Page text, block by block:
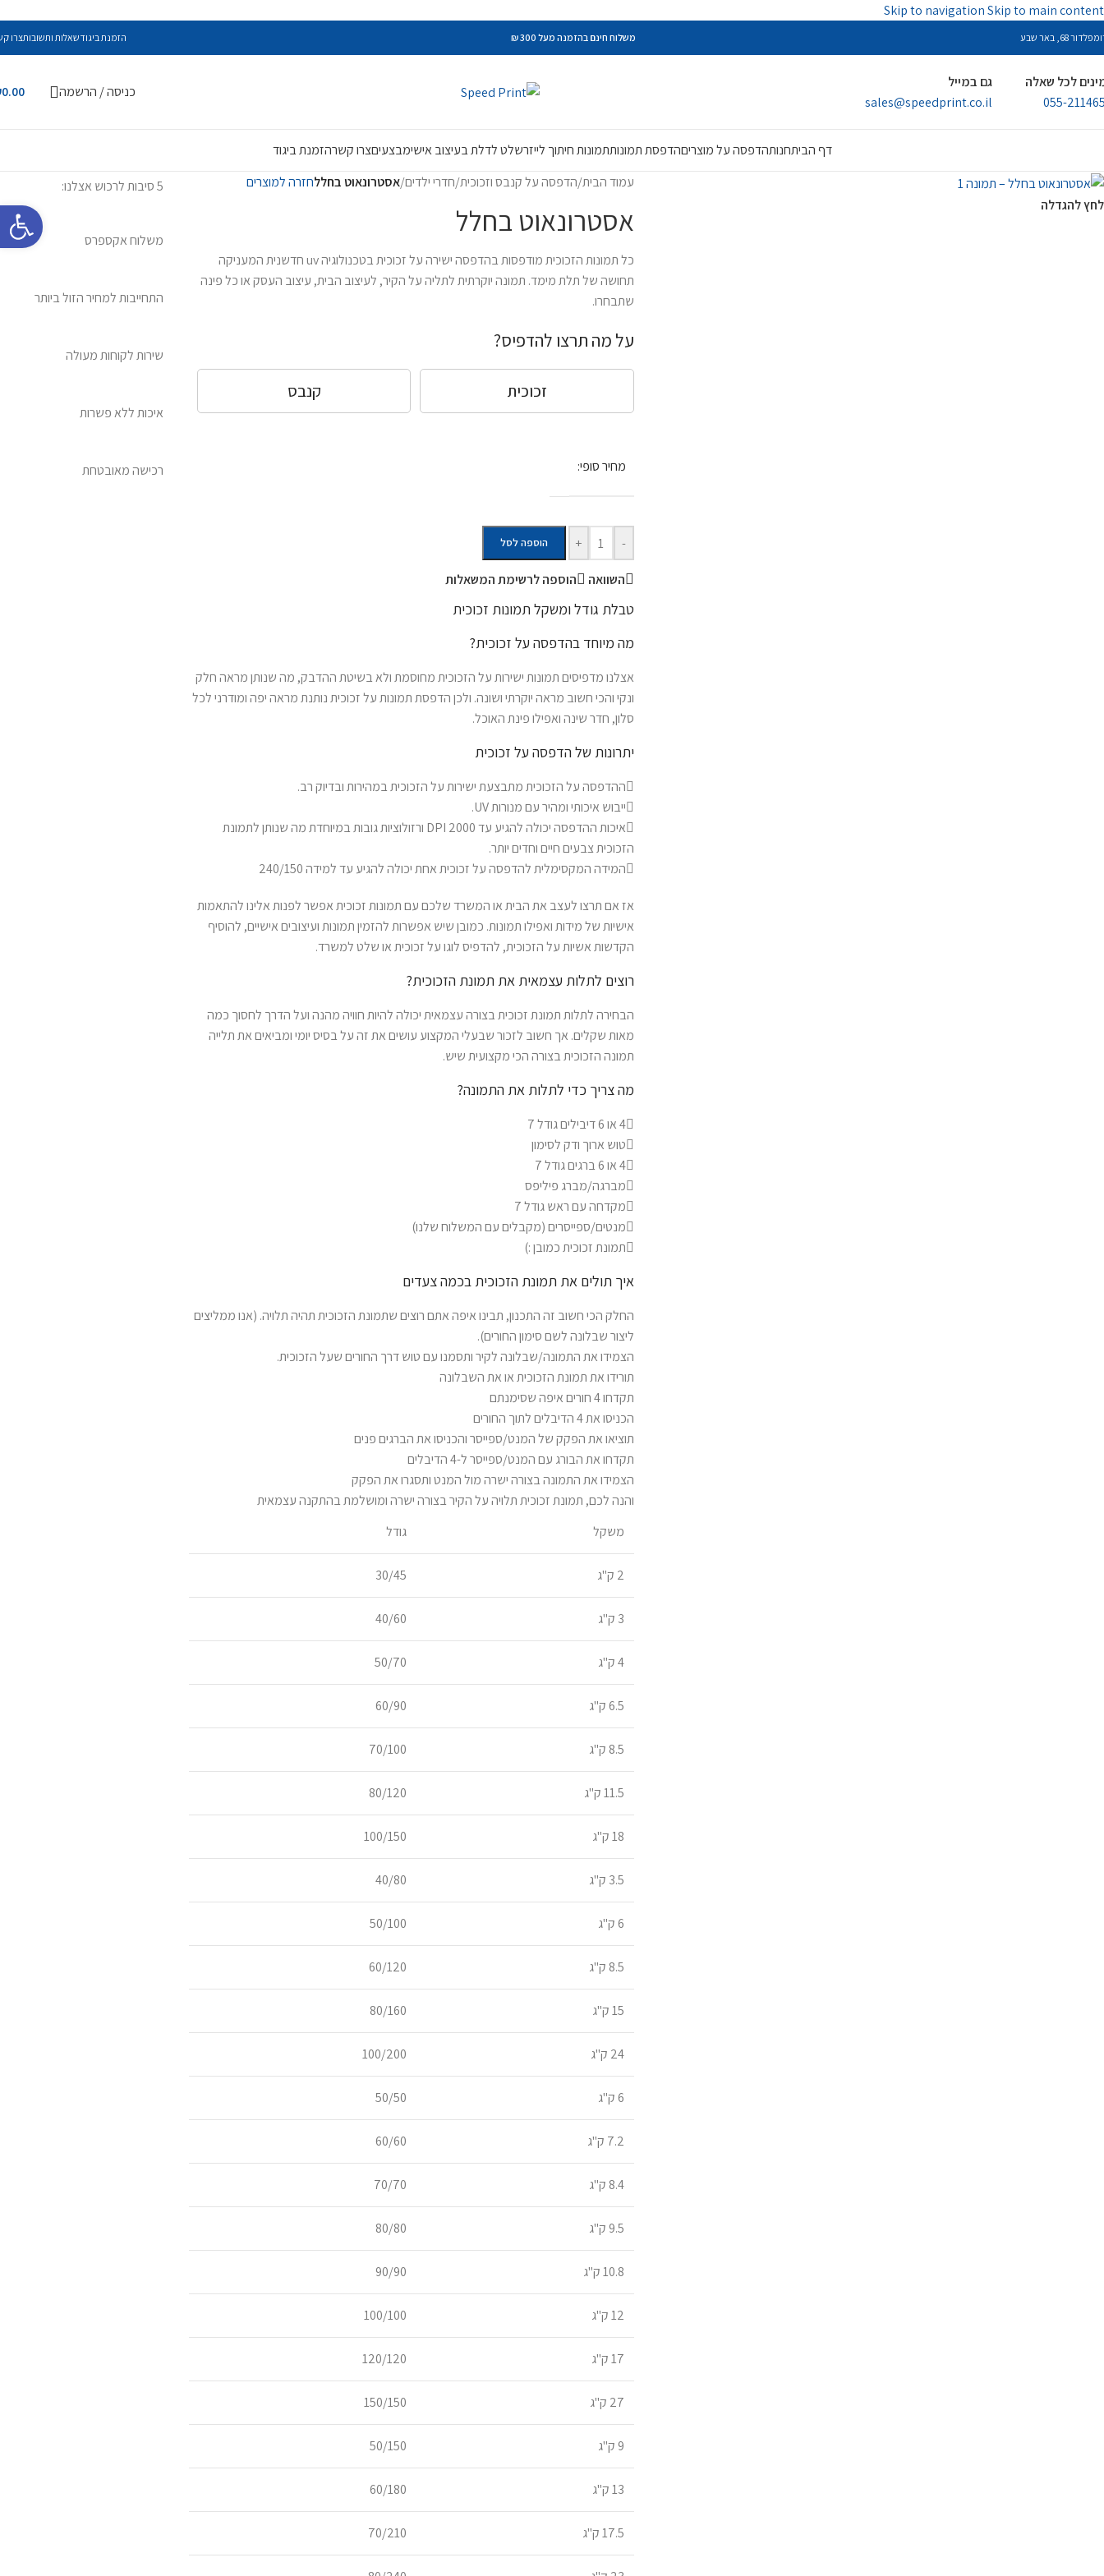
Skip to navigationSkip to main content
68, באר שבע משלוח חינם בהזמנה מעל 300 ₪ הזמנת ביגודשאלות ותשובותצרו
לכל שאלה
055-
גם במייל
sales@speedprint.co.il
כניסה / הרשמה 0.00
דף הביתחנותהדפסה על מוצריםהדפסת תמונותתמונות חיתוך לייזרשלט לדלת בעיצוב אישימבצעיםצרו קשרהזמנת ביגוד
לחץ להגדלה
עמוד הבית/הדפסה על קנבס וזכוכית/חדרי ילדים/אסטרונאוט בחללחזרה למוצרים
אסטרונאוט בחלל
כל תמונות הזכוכית מודפסות בהדפסה ישירה על זכוכית בטכנולוגיה uv חדשנית המעניקה
תחושה של תלת מימד. תמונה יוקרתית לתליה על הקיר, לעיצוב הבית, עיצוב העסק או כל פינה
שתבחרו.
על מה תרצו להדפיס?
זכוכית קנבס
מחיר סופי:
-
+ הוספה לסל
השוואה הוספה לרשימת המשאלות
טבלת גודל ומשקל תמונות זכוכית
מה מיוחד בהדפסה על זכוכית?
אצלנו מדפיסים תמונות ישירות על הזכוכית מחוסמת ולא בשיטת ההדבק, מה שנותן מראה חלק
ונקי והכי חשוב מראה יוקרתי ושונה. ולכן הדפסת תמונות על זכוכית נותנת מראה יפה ומודרני לכל
סלון, חדר שינה ואפילו פינת האוכל.
יתרונות של הדפסה על זכוכית
ההדפסה על הזכוכית מתבצעת ישירות על הזכוכית במהירות ובדיוק רב.
ייבוש איכותי ומהיר עם מנורות UV.
איכות ההדפסה יכולה להגיע עד 2000 DPI ורזולוציות גובות במיוחדת מה שנותן לתמונת
הזכוכית צבעים חיים וחדים יותר.
המידה המקסימלית להדפסה על זכוכית אחת יכולה להגיע עד למידה 240/150
אז אם תרצו לעצב את הבית או המשרד שלכם עם תמונות זכוכית אפשר לפנות אלינו להתאמות
אישיות של מידות ואפילו תמונות. כמובן שיש אפשרות להזמין תמונות ועיצובים אישיים, להוסיף
הקדשות אשיות על הזכוכית, להדפיס לוגו על זכוכית או שלט למשרד.
רוצים לתלות עצמאית את תמונת הזכוכית?
הבחירה לתלות תמונת זכוכית בצורה עצמאית יכולה להיות חוויה מהנה ועל הדרך לחסוך כמה
מאות שקלים. אך חשוב לזכור שבעלי המקצוע עושים את זה על בסיס יומי ומביאים את תלייה
תמונה הזכוכית בצורה הכי מקצועית שיש.
מה צריך כדי לתלות את התמונה?
4 או 6 דיבילים גודל 7
טוש ארוך ודק לסימון
4 או 6 ברגים גודל 7
מברגה/מברג פיליפס
מקדחה עם ראש גודל 7
מנטים/ספייסרים (מקבלים עם המשלוח שלנו)
תמונת זכוכית כמובן :)
איך תולים את תמונת הזכוכית בכמה צעדים
החלק הכי חשוב זה התכנון, תבינו איפה אתם רוצים שתמונת הזכוכית תהיה תלויה. (אנו ממליצים
ליצור שבלונה לשם סימון החורים).
הצמידו את התמונה/שבלונה לקיר ותסמנו עם טוש דרך החורים שעל הזכוכית.
תורידו את תמונת הזכוכית או את השבלונה
תקדחו 4 חורים איפה שסימנתם
הכניסו את 4 הדיבלים לתוך החורים
תוציאו את הפקק של המנט/ספייסר והכניסו את הברגים פנים
תקדחו את הבורג עם המנט/ספייסר ל-4 הדיבלים
הצמידו את התמונה בצורה ישרה מול המנט ותסגרו את הפקק
והנה לכם, תמונת זכוכית תלויה על הקיר בצורה ישרה ומושלמת בהתקנה עצמאית
משקל
גודל
2 ק"ג 30/45
3 ק"ג 40/60
4 ק"ג 50/70
6.5 ק"ג 60/90
8.5 ק"ג 70/100
11.5 ק"ג 80/120
18 ק"ג 100/150
3.5 ק"ג 40/80
6 ק"ג 50/100
8.5 ק"ג 60/120
15 ק"ג 80/160
24 ק"ג 100/200
6 ק"ג 50/50
7.2 ק"ג 60/60
8.4 ק"ג 70/70
9.5 ק"ג 80/80
10.8 ק"ג 90/90
12 ק"ג 100/100
17 ק"ג 120/120
27 ק"ג 150/150
9 ק"ג 50/150
13 ק"ג 60/180
17.5 ק"ג 70/210
5 סיבות לרכוש אצלנו:
משלוח אקספרס
התחייבות למחיר הזול ביותר
שירות לקוחות מעולה
איכות ללא פשרות
רכישה מאובטחת
פתח